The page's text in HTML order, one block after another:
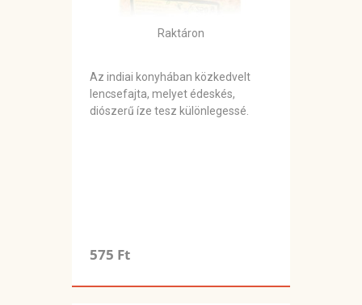
Raktáron
Az indiai konyhában közkedvelt
lencsefajta, melyet édeskés,
diószerű íze tesz különlegessé.
575 Ft